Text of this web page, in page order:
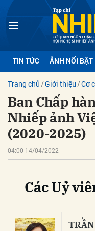
TIN TỨC ẢNH NỔI BẬT
Trang chủ Giới thiệu Cơ
Ban Chấp
Nhiếp ảnh
(2020-2025)
04:00 14/04/2022
Các Uỷ
luận